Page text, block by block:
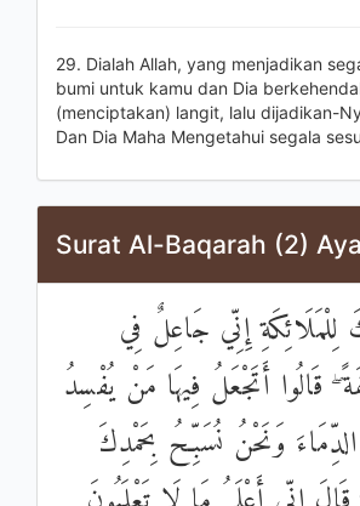
29. Dialah Allah, yang menjadikan
bumi untuk kamu dan Dia
(menciptakan) langit, lalu dijadikan-
Dan Dia Maha Mengetahui segala
Surat Al-Baqarah (2)
إِنِّي جَاعِلٌ فِي
قَالُوا أَتَجْعَلُ فِيهَا مَنْ يُفْسِدُ
وَنَحْنُ نُسَبِّحُ بِحَمْدِكَ